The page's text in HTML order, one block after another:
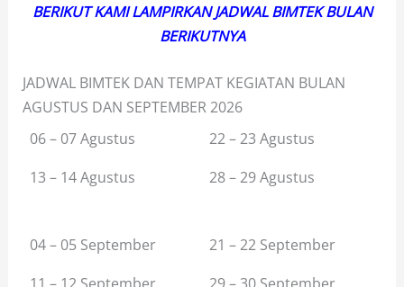
BERIKUT KAMI LAMPIRKAN JADWAL BIMTEK BULAN
BERIKUTNYA
JADWAL BIMTEK DAN TEMPAT KEGIATAN BULAN
AGUSTUS DAN SEPTEMBER 2026
06 – 07 Agustus
22 – 23 Agustus
13 – 14 Agustus
28 – 29 Agustus
04 – 05 September
21 – 22 September